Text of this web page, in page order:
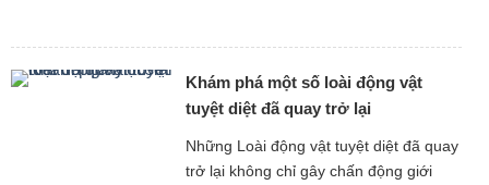
nga từ lâu đã trở […]
Khám phá một số loài động vật
tuyệt diệt đã quay trở lại
Những Loài động vật tuyệt diệt đã quay
trở lại không chỉ gây chấn động giới